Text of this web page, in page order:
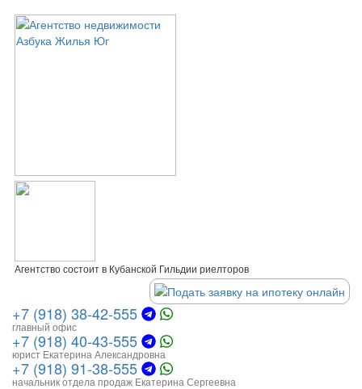
Агентство состоит в Кубанской Гильдии риелторов
+7 (918) 38-42-555
главный офис
+7 (918) 40-43-555
юрист Екатерина Александровна
+7 (918) 91-38-555
начальник отдела продаж Екатерина Сергеевна